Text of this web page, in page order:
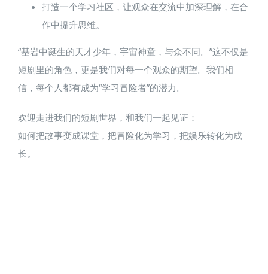
打造一个学习社区，让观众在交流中加深理解，在合
作中提升思维。
“基岩中诞生的天才少年，宇宙神童，与众不同。”这不仅是
短剧里的角色，更是我们对每一个观众的期望。我们相
信，每个人都有成为“学习冒险者”的潜力。
欢迎走进我们的短剧世界，和我们一起见证：
如何把故事变成课堂，把冒险化为学习，把娱乐转化为成
长。